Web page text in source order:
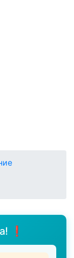
❗